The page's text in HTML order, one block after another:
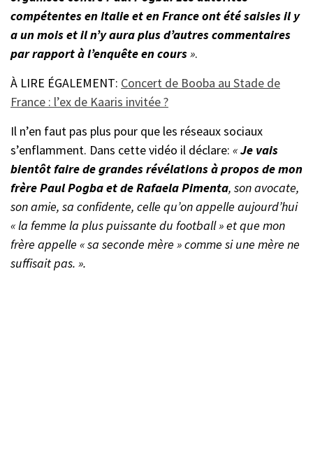
compétentes en Italie et en France ont été saisies il y
a un mois et il n’y aura plus d’autres commentaires
par rapport à l’enquête en cours».
À LIRE ÉGALEMENT: Concert de Booba au Stade de
France : l’ex de Kaaris invitée ?
Il n’en faut pas plus pour que les réseaux sociaux
s’enflamment. Dans cette vidéo il déclare: «Je vais
bientôt faire de grandes révélations à propos de mon
frère Paul Pogba et de Rafaela Pimenta, son avocate,
son amie, sa confidente, celle qu’on appelle aujourd’hui
« la femme la plus puissante du football » et que mon
frère appelle « sa seconde mère » comme si une mère ne
suffisait pas. ».